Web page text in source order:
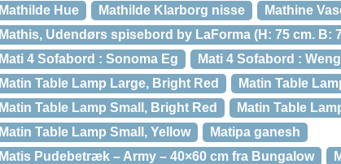
Mathilde Hue
Mathilde Klarborg nisse
Mathine
Mathis, Udendørs spisebord by LaForma (H: 75 cm. B:
Mati 4 Sofabord : Sonoma Eg
Mati 4 Sofabord :
Matin Table Lamp Large, Bright Red
Matin Table
Matin Table Lamp Small, Bright Red
Matin Table
Matin Table Lamp Small, Yellow
Matipa ganesh
Matis Pudebetræk – Army – 40×60 cm fra Bungalow